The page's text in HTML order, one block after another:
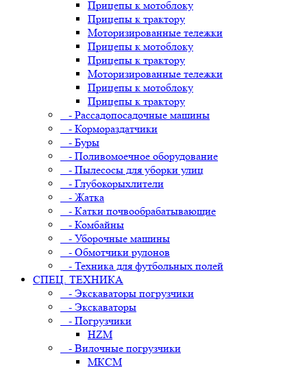
Прицепы к мотоблоку
Прицепы к трактору
Моторизированные тележки
Прицепы к мотоблоку
Прицепы к трактору
Моторизированные тележки
Прицепы к мотоблоку
Прицепы к трактору
- Рассадопосадочные машины
- Кормораздатчики
- Буры
- Поливомоечное оборудование
- Пылесосы для уборки улиц
- Глубокорыхлители
- Жатка
- Катки почвообрабатывающие
- Комбайны
- Уборочные машины
- Обмотчики рулонов
- Техника для футбольных полей
СПЕЦ. ТЕХНИКА
- Экскаваторы погрузчики
- Экскаваторы
- Погрузчики
HZM
- Вилочные погрузчики
МКСМ